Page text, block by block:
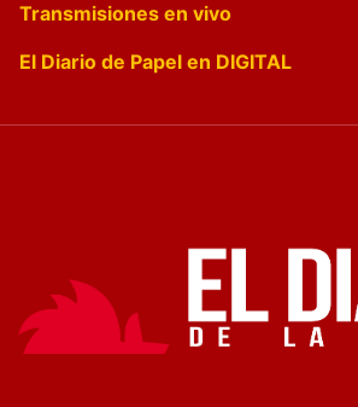
Transmisiones en vivo
El Diario de Papel en DIGITAL